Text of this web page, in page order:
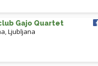
Gajo Quartet
,Ljubljana